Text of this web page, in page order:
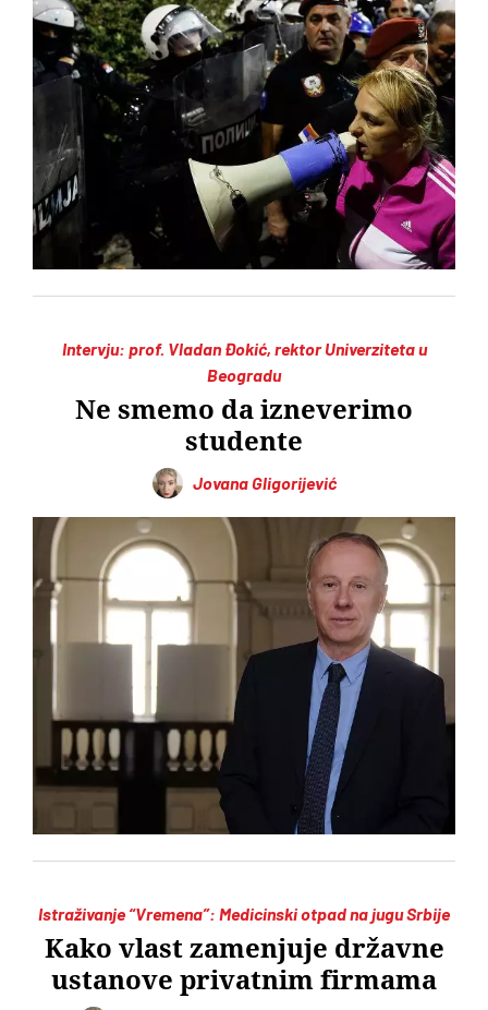
Intervju: prof. Vladan Đokić, rektor Univerziteta u
Beogradu
Ne smemo da izneverimo
studente
Jovana Gligorijević
Istraživanje “Vremena”: Medicinski otpad na jugu Srbije
Kako vlast zamenjuje državne
ustanove privatnim firmama